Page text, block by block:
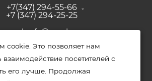
+7(347) 294-55-66
+7 (347) 294-25-25
upak-ufa@yandex.ru
район, с. Зубово, ул.
Полевая, д. 44/2, к. 2
cookie. Это позволяет нам
взаимодействие посетителей с
его лучше. Продолжая